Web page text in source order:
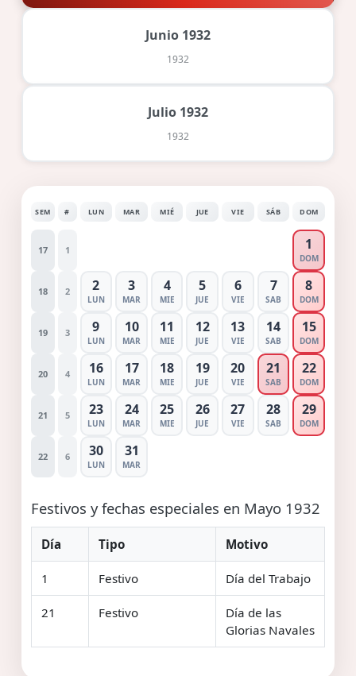
Junio 1932
1932
Julio 1932
1932
SEM # LUN MAR MIÉ JUE VIE SÁB DOM
17 1 1
DOM
18 2 2
LUN
3
MAR
4
MIE
5
JUE
6
VIE
7
SAB
8
DOM
19 3 9
LUN
10
MAR
11
MIE
12
JUE
13
VIE
14
SAB
15
DOM
20 4 16
LUN
17
MAR
18
MIE
19
JUE
20
VIE
21
SAB
22
DOM
21 5 23
LUN
24
MAR
25
MIE
26
JUE
27
VIE
28
SAB
29
DOM
22 6 30
LUN
31
MAR
Festivos y fechas especiales en Mayo 1932
Día Tipo Motivo
1 Festivo Día del Trabajo
21 Festivo
Día de las
Glorias Navales